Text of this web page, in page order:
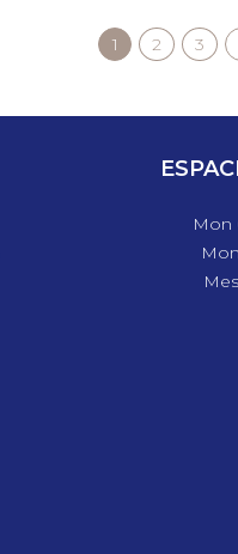
Page
courante
1 Page
2 Page
3
Mon